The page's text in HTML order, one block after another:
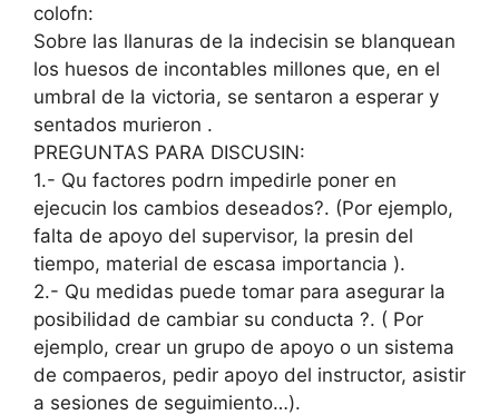
colofn:
Sobre las llanuras de la indecisin se blanquean
los huesos de incontables millones que, en el
umbral de la victoria, se sentaron a esperar y
sentados murieron .
PREGUNTAS PARA DISCUSIN:
1.- Qu factores podrn impedirle poner en
ejecucin los cambios deseados?. (Por ejemplo,
falta de apoyo del supervisor, la presin del
tiempo, material de escasa importancia ).
2.- Qu medidas puede tomar para asegurar la
posibilidad de cambiar su conducta ?. ( Por
ejemplo, crear un grupo de apoyo o un sistema
de compaeros, pedir apoyo del instructor, asistir
a sesiones de seguimiento…).